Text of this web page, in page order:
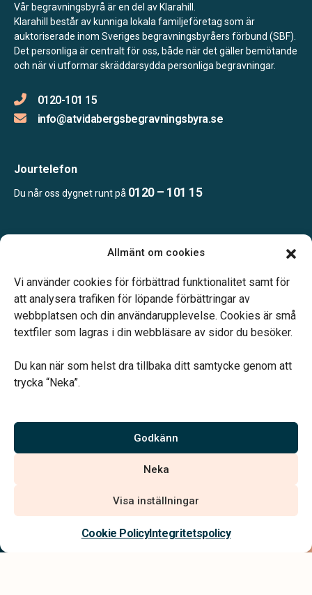
Allmänt om cookies
Vi använder cookies för förbättrad funktionalitet samt för
att analysera trafiken för löpande förbättringar av
webbplatsen och din användarupplevelse. Cookies är små
textfiler som lagras i din webbläsare av sidor du besöker.
Du kan när som helst dra tillbaka ditt samtycke genom att
trycka “Neka”.
Godkänn
Neka
Visa inställningar
Cookie PolicyIntegritetspolicy
Kontakta oss
Vår begravningsbyrå är en del av Klarahill.
Klarahill består av kunniga lokala familjeföretag som är
auktoriserade inom Sveriges begravningsbyråers förbund (SBF).
Det personliga är centralt för oss, både när det gäller bemötande
och när vi utformar skräddarsydda personliga begravningar.
0120-101 15
info@atvidabergsbegravningsbyra.se
Jourtelefon
Du når oss dygnet runt på 0120 – 101 15
Jourtelefon dygnet runt.
Vårt systerbolag Verahill hjälper dig med familjejuridiken –
Vi är auktoriserade av Sveriges Begravningsbyråers Förbund och
har högt ställda krav på utbildning, kvalitet, miljö och arbetsmiljö.